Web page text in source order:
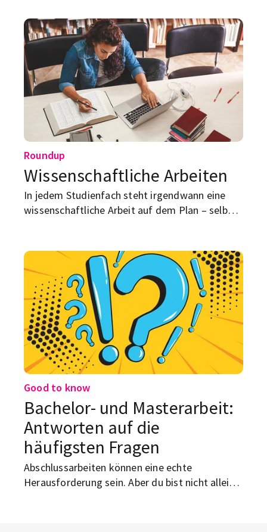
Roundup
Wissenschaftliche Arbeiten
In jedem Studienfach steht irgendwann eine
wissenschaftliche Arbeit auf dem Plan – selbst,
musst.
Good to know
Bachelor- und Masterarbeit:
Antworten auf die
häufigsten Fragen
Abschlussarbeiten können eine echte
Herausforderung sein. Aber du bist nicht alleine,